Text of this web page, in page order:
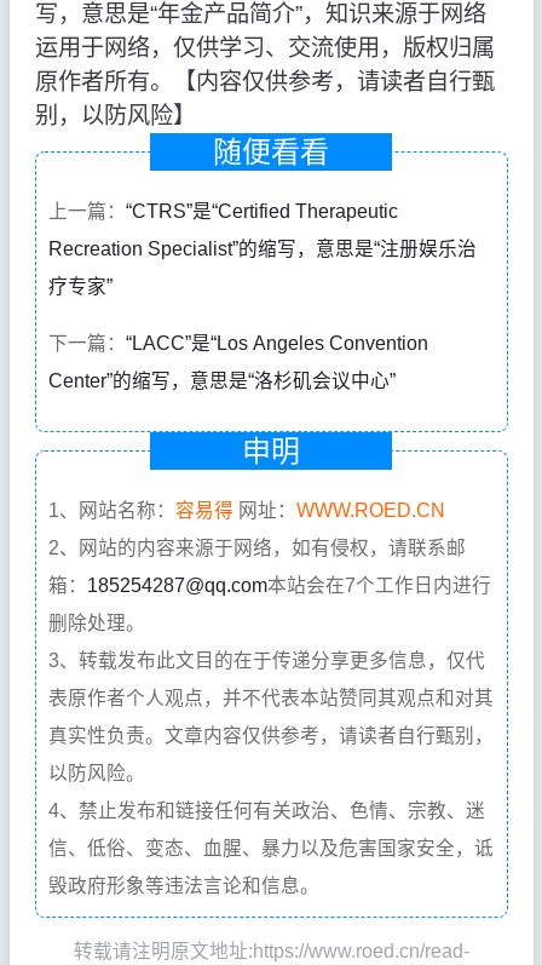
写，意思是“年金产品简介”，知识来源于网络
运用于网络，仅供学习、交流使用，版权归属
原作者所有。【内容仅供参考，请读者自行甄
别，以防风险】
随便看看
上一篇： “CTRS”是“Certified Therapeutic
Recreation Specialist”的缩写，意思是“注册娱乐治
疗专家”
下一篇： “LACC”是“Los Angeles Convention
Center”的缩写，意思是“洛杉矶会议中心”
申明
1、网站名称： 容易得 网址： WWW.ROED.CN
2、网站的内容来源于网络，如有侵权，请联系邮
箱： 185254287@qq.com本站会在7个工作日内进行
删除处理。
3、转载发布此文目的在于传递分享更多信息，仅代
表原作者个人观点，并不代表本站赞同其观点和对其
真实性负责。文章内容仅供参考，请读者自行甄别，
以防风险。
4、禁止发布和链接任何有关政治、色情、宗教、迷
信、低俗、变态、血腥、暴力以及危害国家安全，诋
毁政府形象等违法言论和信息。
转载请注明原文地址:https://www.roed.cn/read-